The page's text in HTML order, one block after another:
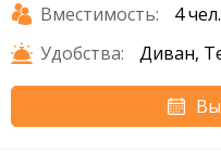
Вместимость:
4 чел.
Удобства:
Диван,